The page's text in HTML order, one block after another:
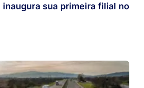
inaugura sua primeira filial no